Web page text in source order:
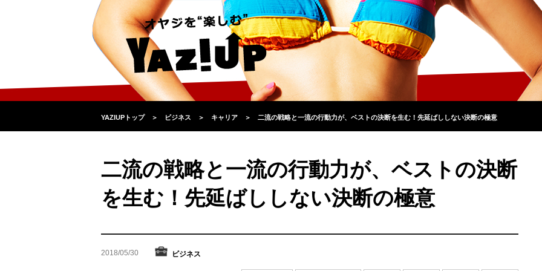
YAZIUPトップ ＞ ビジネス ＞ キャリア ＞ 二流の戦略と一流の行動力が、ベストの決断を生む！先延ばししない決断の極意
二流の戦略と一流の行動力が、ベストの決断
を生む！先延ばししない決断の極意
2018/05/30 ビジネス